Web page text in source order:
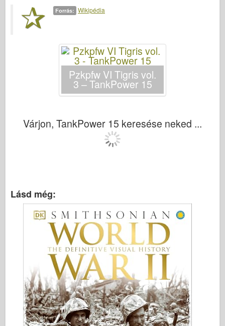
Forrás: Wikipédia
Pzkpfw VI Tigris vol.
3 – TankPower 15
Várjon, TankPower 15 keresése neked ...
Lásd még: